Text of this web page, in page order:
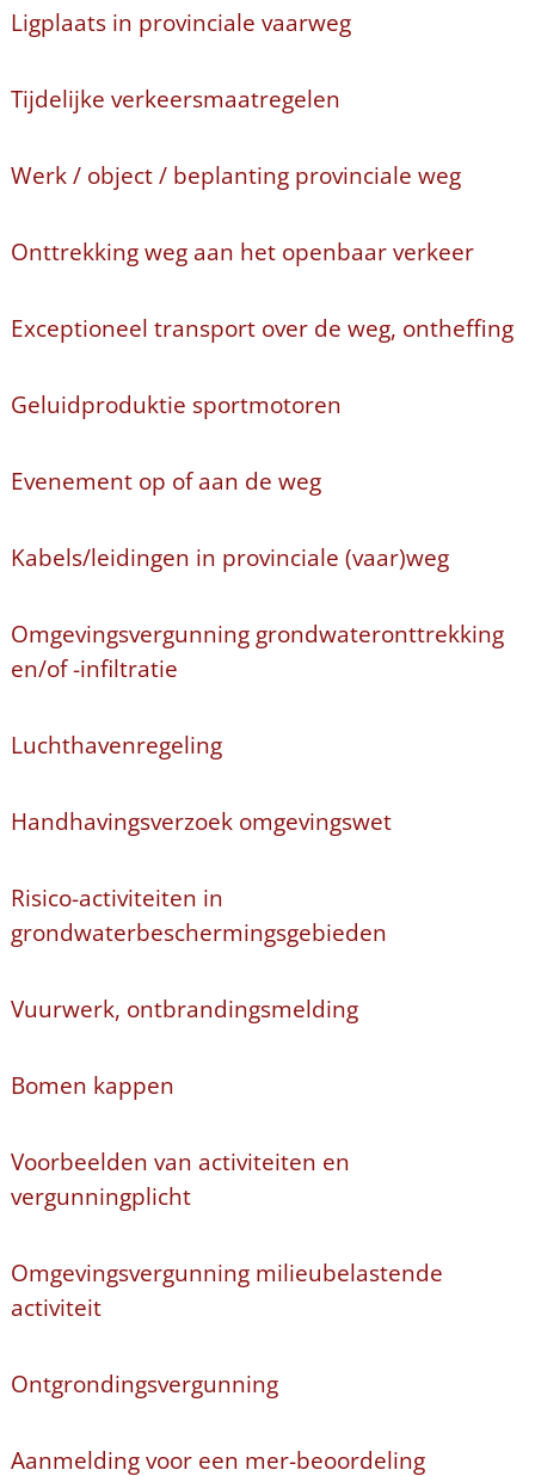
Ligplaats in provinciale vaarweg
Tijdelijke verkeersmaatregelen
Werk / object / beplanting provinciale weg
Onttrekking weg aan het openbaar verkeer
Exceptioneel transport over de weg, ontheffing
Geluidproduktie sportmotoren
Evenement op of aan de weg
Kabels/leidingen in provinciale (vaar)weg
Omgevingsvergunning grondwateronttrekking
en/of -infiltratie
Luchthavenregeling
Handhavingsverzoek omgevingswet
Risico-activiteiten in
grondwaterbeschermingsgebieden
Vuurwerk, ontbrandingsmelding
Bomen kappen
Voorbeelden van activiteiten en
vergunningplicht
Omgevingsvergunning milieubelastende
activiteit
Ontgrondingsvergunning
Aanmelding voor een mer-beoordeling